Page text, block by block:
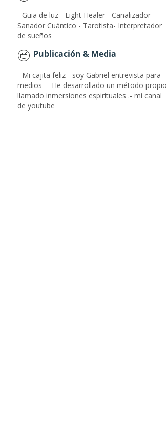
- Guia de luz - Light Healer - Canalizador -
Sanador Cuántico - Tarotista- Interpretador
de sueños
Publicación & Media
- Mi cajita feliz - soy Gabriel entrevista para
medios —He desarrollado un método propio
llamado inmersiones espirituales .- mi canal
de youtube